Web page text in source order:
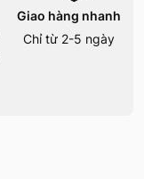
Giao hàng nhanh
Chỉ từ 2-5 ngày